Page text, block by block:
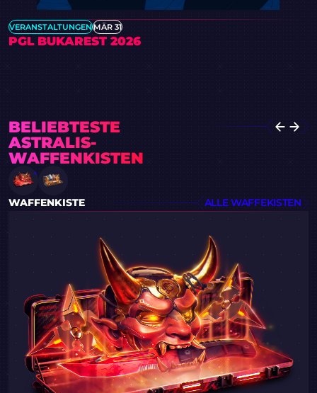
VERANSTALTUNGENMÄR 31
PGL BUKAREST 2026
BELIEBTESTE
ASTRALIS-
WAFFENKISTEN
WAFFENKISTE ALLE WAFFEKISTEN